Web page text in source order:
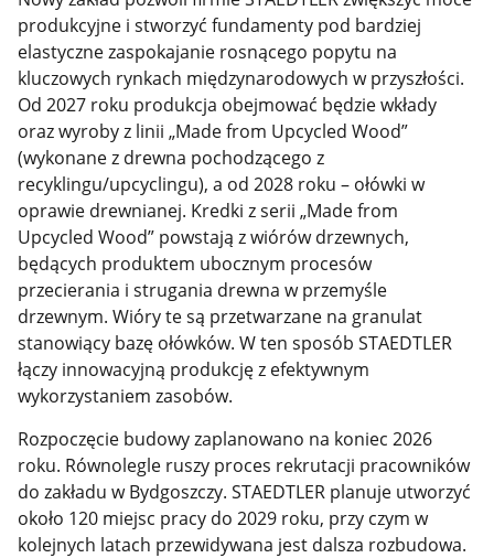
produkcyjne i stworzyć fundamenty pod bardziej
elastyczne zaspokajanie rosnącego popytu na
kluczowych rynkach międzynarodowych w przyszłości.
Od 2027 roku produkcja obejmować będzie wkłady
oraz wyroby z linii „Made from Upcycled Wood”
(wykonane z drewna pochodzącego z
recyklingu/upcyclingu), a od 2028 roku – ołówki w
oprawie drewnianej. Kredki z serii „Made from
Upcycled Wood” powstają z wiórów drzewnych,
będących produktem ubocznym procesów
przecierania i strugania drewna w przemyśle
drzewnym. Wióry te są przetwarzane na granulat
stanowiący bazę ołówków. W ten sposób STAEDTLER
łączy innowacyjną produkcję z efektywnym
wykorzystaniem zasobów.
Rozpoczęcie budowy zaplanowano na koniec 2026
roku. Równolegle ruszy proces rekrutacji pracowników
do zakładu w Bydgoszczy. STAEDTLER planuje utworzyć
około 120 miejsc pracy do 2029 roku, przy czym w
kolejnych latach przewidywana jest dalsza rozbudowa.